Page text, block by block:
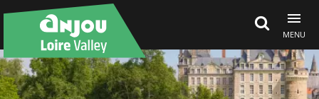
MENU
Explore Anjou